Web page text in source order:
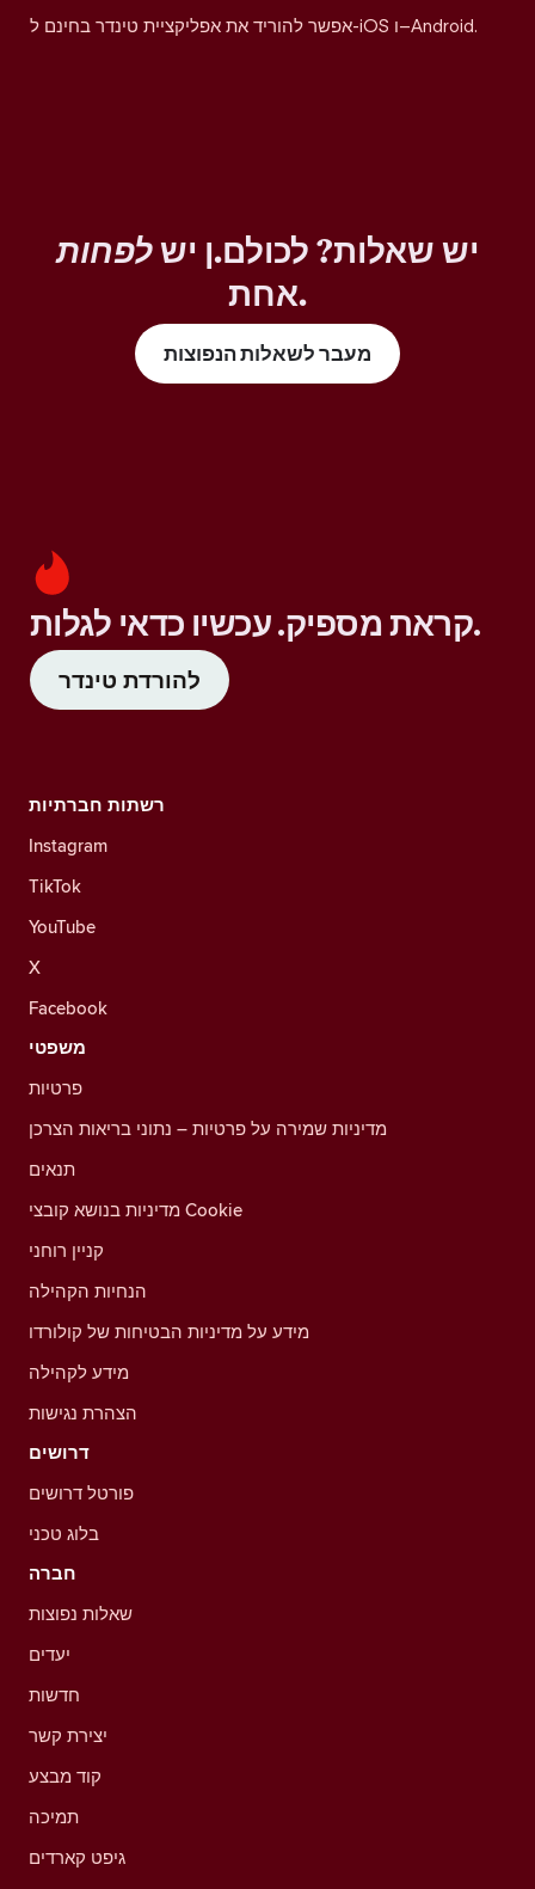
אפשר להוריד את אפליקציית טינדר בחינם ל-iOS ו–Android.
יש שאלות? לכולם.ן ישלפחות
אחת.
מעבר לשאלות הנפוצות
קראת מספיק. עכשיו כדאי לגלות.
להורדת טינדר
רשתות חברתיות
Instagram
TikTok
YouTube
X
Facebook
משפטי
פרטיות
מדיניות שמירה על פרטיות – נתוני בריאות הצרכן
תנאים
מדיניות בנושא קובצי Cookie
קניין רוחני
הנחיות הקהילה
מידע על מדיניות הבטיחות של קולורדו
מידע לקהילה
הצהרת נגישות
דרושים
פורטל דרושים
בלוג טכני
חברה
שאלות נפוצות
יעדים
חדשות
יצירת קשר
קוד מבצע
תמיכה
גיפט קארדים